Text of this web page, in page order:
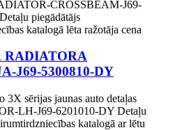
RADIATORA
J69-5300810-DY